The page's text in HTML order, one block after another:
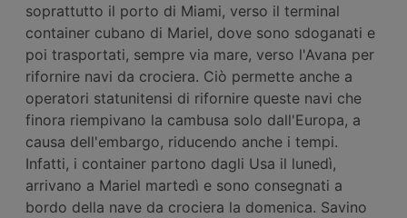
soprattutto il porto di Miami, verso il terminal
container cubano di Mariel, dove sono sdoganati e
poi trasportati, sempre via mare, verso l'Avana per
rifornire navi da crociera. Ciò permette anche a
operatori statunitensi di rifornire queste navi che
finora riempivano la cambusa solo dall'Europa, a
causa dell'embargo, riducendo anche i tempi.
Infatti, i container partono dagli Usa il lunedì,
arrivano a Mariel martedì e sono consegnati a
bordo della nave da crociera la domenica. Savino